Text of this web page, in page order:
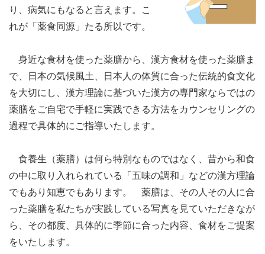
り、病気にもなると言えます。こ
れが「薬食同源」たる所以です。
身近な食材を使った薬膳から、漢方食材を使った薬膳ま
で、日本の気候風土、日本人の体質に合った伝統的食文化
を大切にし、漢方理論に基づいた漢方の専門家ならではの
薬膳をご自宅で手軽に実践できる方法をカウンセリングの
過程で具体的にご指導いたします。
食養生（薬膳）は何ら特別なものではなく、昔から和食
の中に取り入れられている「五味の調和」などの漢方理論
でもあり知恵でもあります。 薬膳は、その人その人に合
った薬膳を私たちが実践している写真を見ていただきなが
ら、その都度、具体的に季節に合った内容、食材をご提案
をいたします。